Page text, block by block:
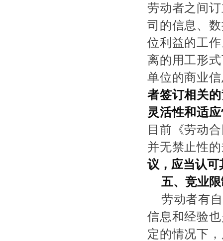
劳动者之间
司的信息、
位利益的工
离的用工形
单位的商业
者签订相关
灵活性和适
目前《劳动
并无禁止性
议，应当认可
五、竞业
劳动者有
信息和经验
定的情况下